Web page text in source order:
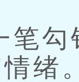
勾
绪